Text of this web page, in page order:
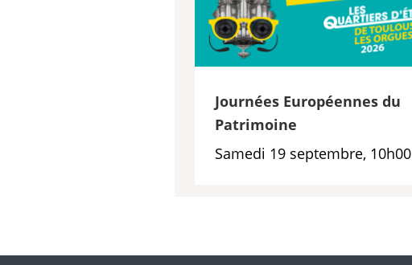
Journées Européennes du
Patrimoine
Samedi 19 septembre, 10h00